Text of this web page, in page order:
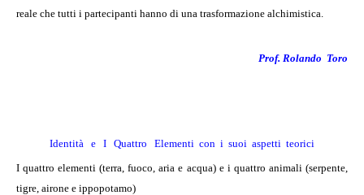
reale che tutti i partecipanti hanno di una trasformazione alchimistica.
Prof. Rolando Toro
Identità e I Quattro Elementi con i suoi aspetti teorici
I quattro elementi (terra, fuoco, aria e acqua) e i quattro animali (serpente,
tigre, airone e ippopotamo)